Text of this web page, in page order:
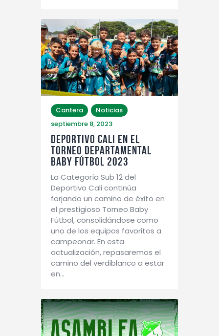
Cantera
Noticias
septiembre 8, 2023
DEPORTIVO CALI EN EL
TORNEO DEPARTAMENTAL
BABY FÚTBOL 2023
La Categoría Sub 12 del
Deportivo Cali continúa
forjando un camino de éxito en
el prestigioso Torneo Baby
Fútbol, consolidándose como
uno de los equipos favoritos a
campeonar. En esta
actualización, repasaremos el
camino del verdiblanco a estar
en…